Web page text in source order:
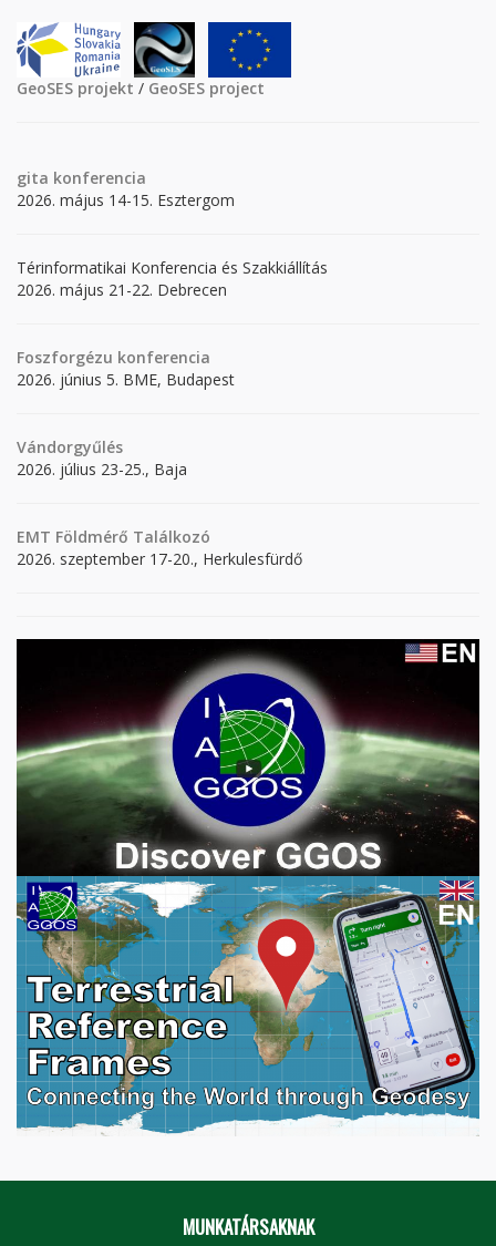
GeoSES projekt / GeoSES project
gita konferencia
2026. május 14-15. Esztergom
Térinformatikai Konferencia és Szakkiállítás
2026. május 21-22. Debrecen
Foszforgézu konferencia
2026. június 5. BME, Budapest
Vándorgyűlés
2026. július 23-25., Baja
EMT Földmérő Találkozó
2026. szeptember 17-20., Herkulesfürdő
MUNKATÁRSAKNAK